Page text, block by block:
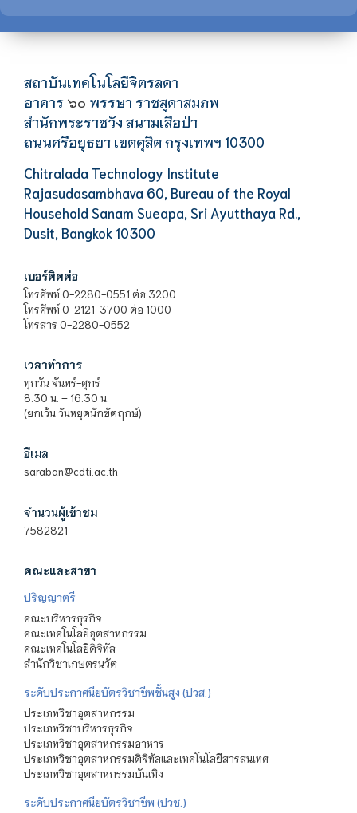
สถาบันเทคโนโลยีจิตรลดา
อาคาร ๖๐ พรรษา ราชสุดาสมภพ
สำนักพระราชวัง สนามเสือป่า
ถนนศรีอยุธยา เขตดุสิต กรุงเทพฯ 10300
Chitralada Technology Institute
Rajasudasambhava 60, Bureau of the Royal
Household Sanam Sueapa, Sri Ayutthaya Rd.,
Dusit, Bangkok 10300
เบอร์ติดต่อ
โทรศัพท์ 0-2280-0551 ต่อ 3200
โทรศัพท์ 0-2121-3700 ต่อ 1000
โทรสาร 0-2280-0552
เวลาทำการ
ทุกวัน จันทร์-ศุกร์
8.30 น. – 16.30 น.
(ยกเว้น วันหยุดนักขัตฤกษ์)
อีเมล
saraban@cdti.ac.th
จำนวนผู้เข้าชม
7582821
คณะและสาขา
ปริญญาตรี
คณะบริหารธุรกิจ
คณะเทคโนโลยีอุตสาหกรรม
คณะเทคโนโลยีดิจิทัล
สำนักวิชาเกษตรนวัต
ระดับประกาศนียบัตรวิชาชีพชั้นสูง (ปวส.)
ประเภทวิชาอุตสาหกรรม
ประเภทวิชาบริหารธุรกิจ
ประเภทวิชาอุตสาหกรรมอาหาร
ประเภทวิชาอุตสาหกรรมดิจิทัลและเทคโนโลยีสารสนเทศ
ประเภทวิชาอุตสาหกรรมบันเทิง
ระดับประกาศนียบัตรวิชาชีพ (ปวช.)